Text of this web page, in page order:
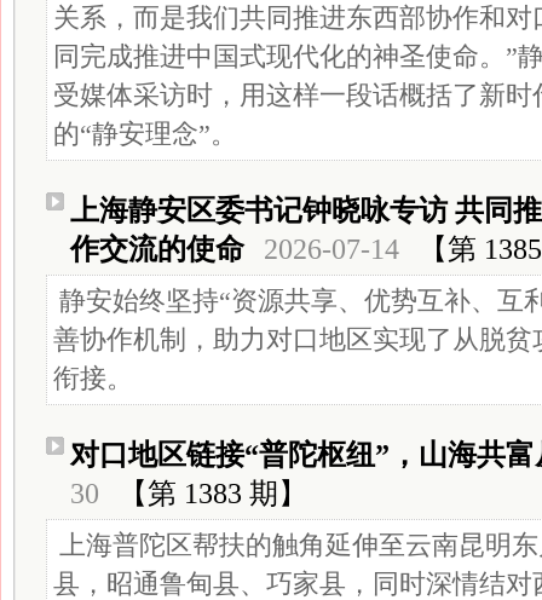
关系，而是我们共同推进东西部协作和
同完成推进中国式现代化的神圣使命。”
受媒体采访时，用这样一段话概括了新
的“静安理念”。
上海静安区委书记钟晓咏专访 共同
作交流的使命
2026-07-14 【第
静安始终坚持“资源共享、优势互补、互
善协作机制，助力对口地区实现了从脱
衔接。
对口地区链接“普陀枢纽”，山海共
30
【第 1383 期】
上海普陀区帮扶的触角延伸至云南昆明
县，昭通鲁甸县、巧家县，同时深情结